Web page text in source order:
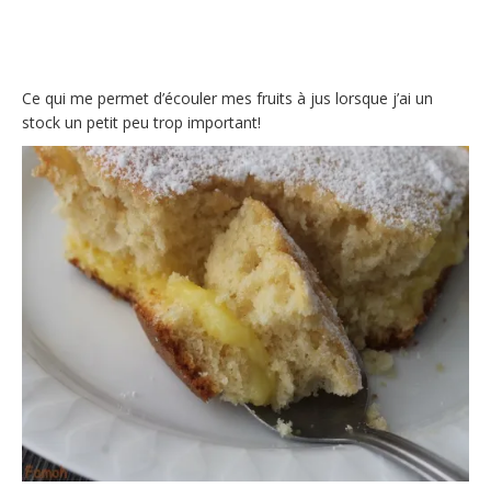
Ce qui me permet d’écouler mes fruits à jus lorsque j’ai un
stock un petit peu trop important!